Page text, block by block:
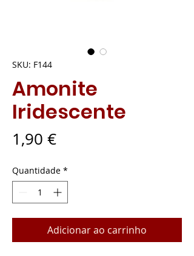
SKU: F144
Amonite
Iridescente
1,90 €Preço
Quantidade *
Adicionar ao carrinho